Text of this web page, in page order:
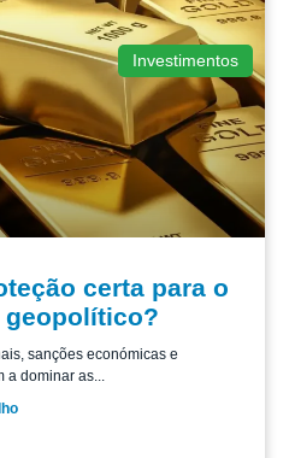
Investimentos
certa para o
sanções económicas e
a dominar as...